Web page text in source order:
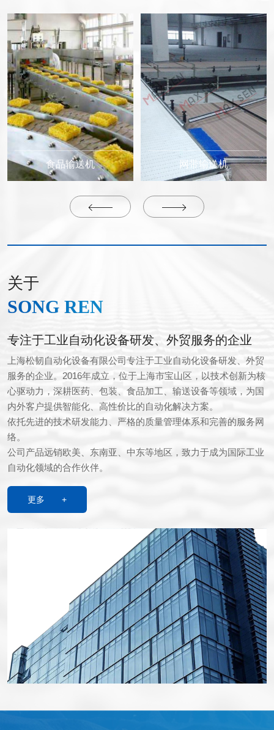
食品输送机 网带输送机
关于
SONG REN
专注于工业自动化设备研发、外贸服务的企业
上海松韧自动化设备有限公司专注于工业自动化设备研发、外贸
服务的企业。2016年成立，位于上海市宝山区，以技术创新为核
心驱动力，深耕医药、包装、食品加工、输送设备等领域，为国
内外客户提供智能化、高性价比的自动化解决方案。
依托先进的技术研发能力、严格的质量管理体系和完善的服务网
络。
公司产品远销欧美、东南亚、中东等地区，致力于成为国际工业
自动化领域的合作伙伴。
更多 +